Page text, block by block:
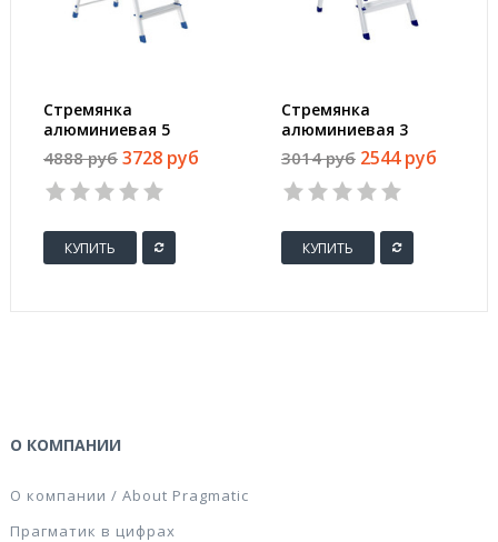
Стремянка
алюминиевая 5
ступеней Сибртех
97715
4888 руб 3728 руб
КУПИТЬ
Стремянка
алюминиевая 3
ступени Сибртех
97713
3014 руб 2544 руб
КУПИТЬ
О КОМПАНИИ
О компании / About Pragmatic
Прагматик в цифрах